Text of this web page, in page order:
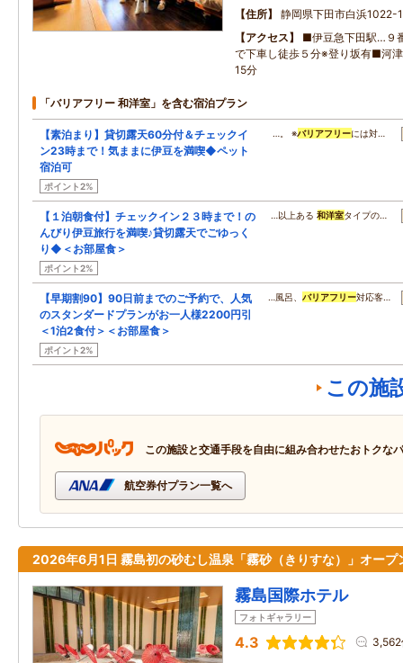
住所
静岡県下田市白浜1022-1
アクセス
■伊豆急下田駅…９
で下車し徒歩５分※登り坂有■河
15分
「バリアフリー 和洋室」を含む宿泊プラン
【素泊まり】貸切露天60分付＆チェックイ
ン23時まで！気ままに伊豆を満喫◆ペット
宿泊可
ポイント2%
…。 ※バリアフリーには対…
【１泊朝食付】チェックイン２３時まで！の
んびり伊豆旅行を満喫♪貸切露天でごゆっく
り◆＜お部屋食＞
ポイント2%
…以上ある和洋室タイプの…
【早期割90】90日前までのご予約で、人気
のスタンダードプランがお一人様2200円引
＜1泊2食付＞＜お部屋食＞
ポイント2%
…風呂、 バリアフリー対応客…
この施
この施設と交通手段を自由に組み合わせたおトクな
航空券付プラン一覧へ
2026年6月1日 霧島初の砂むし温泉「霧砂（きりすな）」オープ
霧島国際ホテル
フォトギャラリー
4.3